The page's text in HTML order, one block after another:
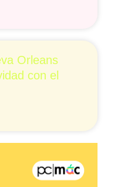
Orleans
con el